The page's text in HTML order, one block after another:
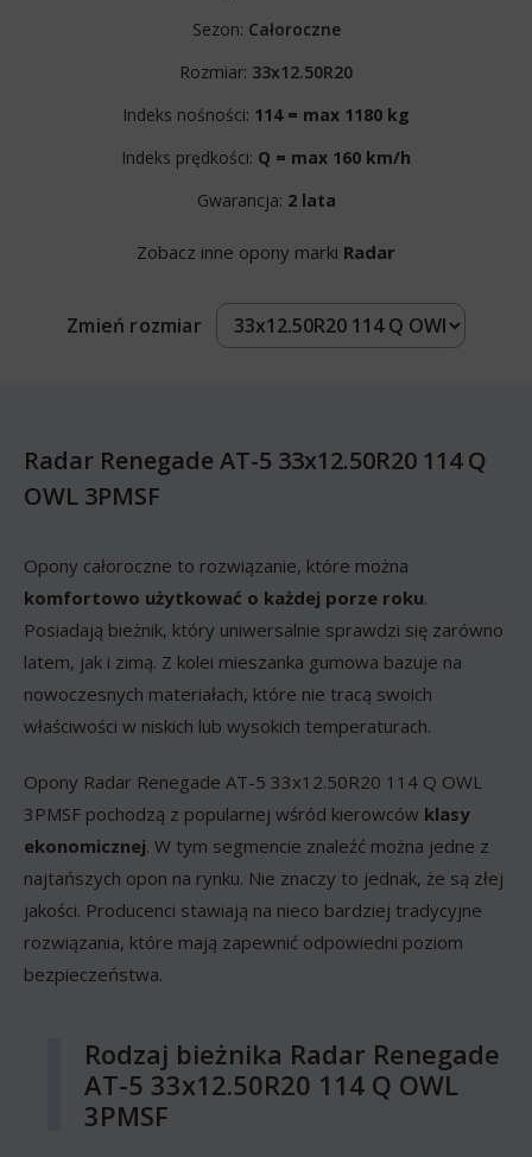
Sezon: Całoroczne
Rozmiar: 33x12.50R20
Indeks nośności: 114 = max 1180 kg
Indeks prędkości: Q = max 160 km/h
Gwarancja: 2 lata
Zobacz inne opony marki Radar
Zmień rozmiar
Radar Renegade AT-5 33x12.50R20 114 Q
OWL 3PMSF
Opony całoroczne to rozwiązanie, które można
komfortowo użytkować o każdej porze roku.
Posiadają bieżnik, który uniwersalnie sprawdzi się zarówno
latem, jak i zimą. Z kolei mieszanka gumowa bazuje na
nowoczesnych materiałach, które nie tracą swoich
właściwości w niskich lub wysokich temperaturach.
Opony Radar Renegade AT-5 33x12.50R20 114 Q OWL
3PMSF pochodzą z popularnej wśród kierowców klasy
ekonomicznej. W tym segmencie znaleźć można jedne z
najtańszych opon na rynku. Nie znaczy to jednak, że są złej
jakości. Producenci stawiają na nieco bardziej tradycyjne
rozwiązania, które mają zapewnić odpowiedni poziom
bezpieczeństwa.
Rodzaj bieżnika Radar Renegade
AT-5 33x12.50R20 114 Q OWL
3PMSF